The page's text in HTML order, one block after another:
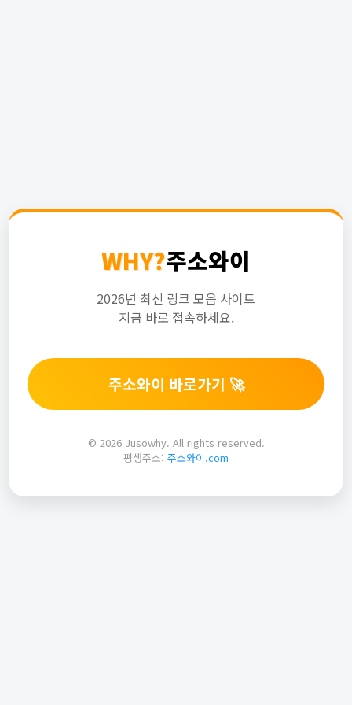
WHY?주소와이
2026년 최신 링크 모음 사이트
지금 바로 접속하세요.
주소와이 바로가기 🚀
© 2026 Jusowhy. All rights reserved.
평생주소: 주소와이.com